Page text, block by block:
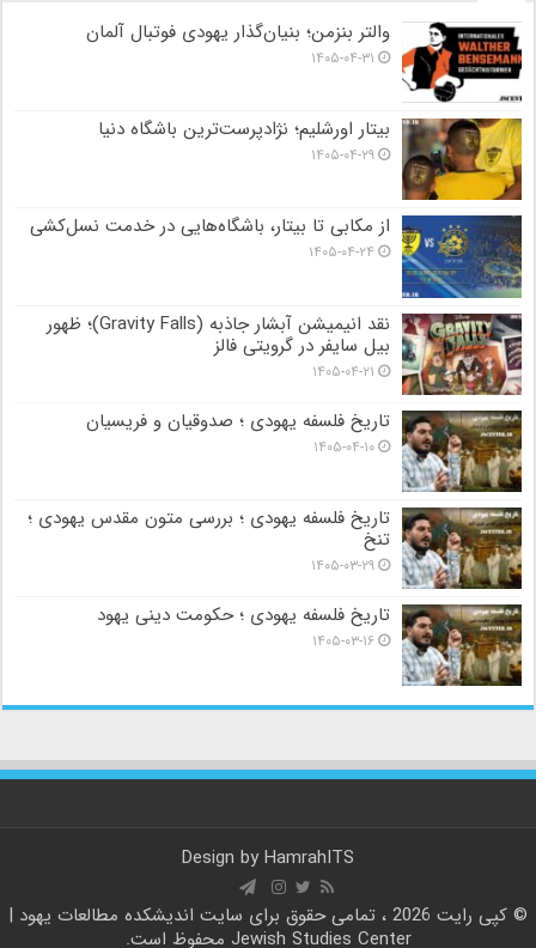
والتر بنزمن؛ بنیان‌گذار یهودی فوتبال آلمان
۱۴۰۵-۰۴-۳۱
بیتار اورشلیم؛ نژادپرست‌ترین باشگاه دنیا
۱۴۰۵-۰۴-۲۹
از مکابی تا بیتار، باشگاه‌هایی در خدمت نسل‌کشی
۱۴۰۵-۰۴-۲۴
نقد انیمیشن آبشار جاذبه (Gravity Falls)؛ ظهور
بیل سایفر در گرویتی فالز
۱۴۰۵-۰۴-۲۱
تاریخ فلسفه یهودی ؛ صدوقیان و فریسیان
۱۴۰۵-۰۴-۱۰
تاریخ فلسفه یهودی ؛ بررسی متون مقدس یهودی ؛
تنخ
۱۴۰۵-۰۳-۲۹
تاریخ فلسفه یهودی ؛ حکومت دینی یهود
۱۴۰۵-۰۳-۱۶
Design by HamrahITS
© کپی رایت 2026 ، تمامی حقوق برای سایت
اندیشکده مطالعات یهود |
Jewish Studies Center محفوظ است.